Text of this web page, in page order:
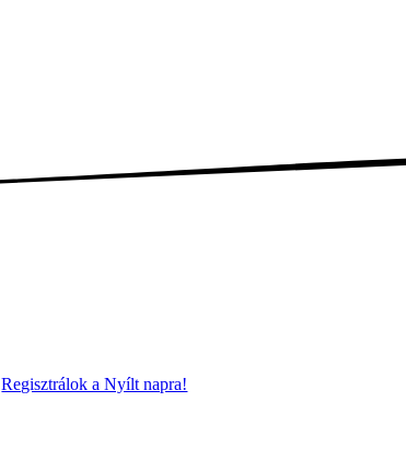
Regisztrálok a Nyílt napra!